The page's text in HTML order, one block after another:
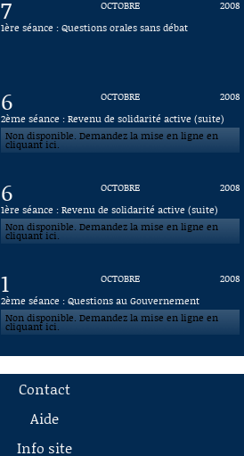
7 OCTOBRE
2008
1ère séance : Questions orales sans débat
6 OCTOBRE
2008
2ème séance : Revenu de solidarité active (suite)
Non disponible. Demandez la mise en ligne en
cliquant ici.
6 OCTOBRE
2008
1ère séance : Revenu de solidarité active (suite)
Non disponible. Demandez la mise en ligne en
cliquant ici.
1 OCTOBRE
2008
2ème séance : Questions au Gouvernement
Non disponible. Demandez la mise en ligne en
cliquant ici.
Contact
Aide
Info site